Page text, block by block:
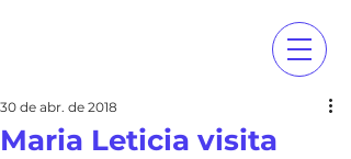
Maria Leticia visita
30 de abr. de 2018